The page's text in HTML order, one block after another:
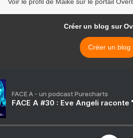
Créer un blog sur
Créer un blog
FACE A - un podcast Purecharts
FACE A #30 : Eve Angeli